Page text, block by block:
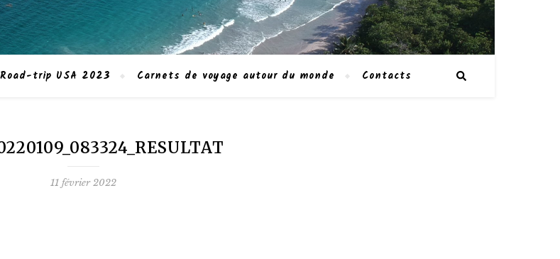
Road-trip USA 2023 Carnets de voyage autour du monde Contacts
11 février 2022